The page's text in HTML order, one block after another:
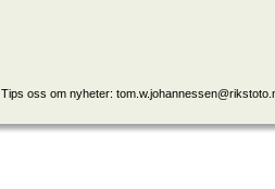
Tips oss om nyheter: